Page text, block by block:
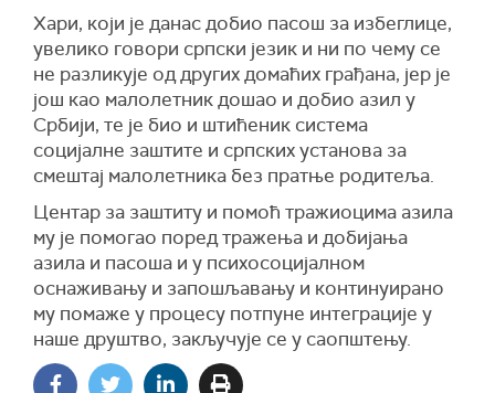
Хари, који је данас добио пасош за избеглице,
увелико говори српски језик и ни по чему се
не разликује од других домаћих грађана, јер је
још као малолетник дошао и добио азил у
Србији, те је био и штићеник система
социјалне заштите и српских установа за
смештај малолетника без пратње родитеља.
Центар за заштиту и помоћ тражиоцима азила
му је помогао поред тражења и добијања
азила и пасоша и у психосоцијалном
оснаживању и запошљавању и континуирано
му помаже у процесу потпуне интеграције у
наше друштво, закључује се у саопштењу.